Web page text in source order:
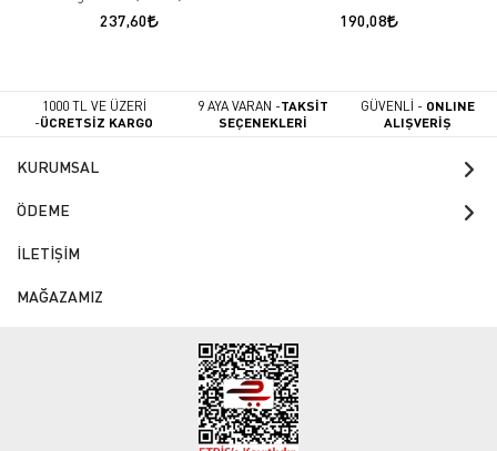
237,60 190,08
1000 TL VE ÜZERİ
-ÜCRETSİZ KARGO
9 AYA VARAN -TAKSİT
SEÇENEKLERİ
GÜVENLİ - ONLINE
ALIŞVERİŞ
KURUMSAL
ÖDEME
İLETİŞİM
MAĞAZAMIZ